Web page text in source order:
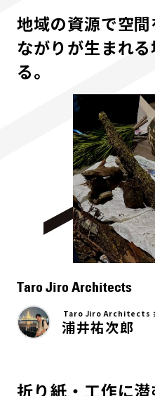
地域の資源で空
ながりが生まれ
る。
Taro Jiro Architects
Taro Jiro Architects
浦井祐次郎
折り紙・工作に